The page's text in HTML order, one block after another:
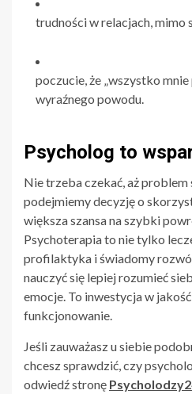
trudności w relacjach, mimo
poczucie, że „wszystko mnie
wyraźnego powodu.
Psycholog to
Nie trzeba czekać, aż problem
podejmiemy decyzję o
większa szansa na szybki
Psychoterapia to nie tylko
profilaktyka i świadomy
nauczyć się lepiej rozumieć
emocje. To inwestycja w
funkcjonowanie.
Jeśli zauważasz u siebie
chcesz sprawdzić, czy
odwiedź stronę